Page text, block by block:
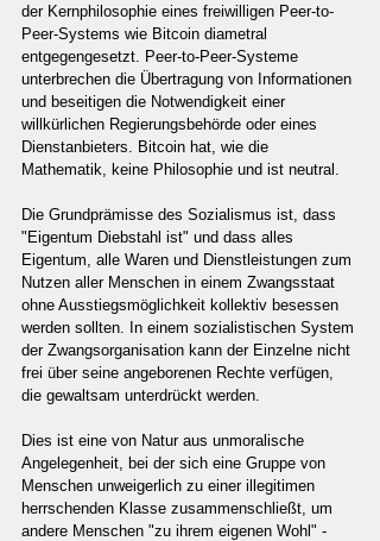
der Kernphilosophie eines freiwilligen Peer-to-
Peer-Systems wie Bitcoin diametral
entgegengesetzt. Peer-to-Peer-Systeme
unterbrechen die Übertragung von Informationen
und beseitigen die Notwendigkeit einer
willkürlichen Regierungsbehörde oder eines
Dienstanbieters. Bitcoin hat, wie die
Mathematik, keine Philosophie und ist neutral.
Die Grundprämisse des Sozialismus ist, dass
"Eigentum Diebstahl ist" und dass alles
Eigentum, alle Waren und Dienstleistungen zum
Nutzen aller Menschen in einem Zwangsstaat
ohne Ausstiegsmöglichkeit kollektiv besessen
werden sollten. In einem sozialistischen System
der Zwangsorganisation kann der Einzelne nicht
frei über seine angeborenen Rechte verfügen,
die gewaltsam unterdrückt werden.
Dies ist eine von Natur aus unmoralische
Angelegenheit, bei der sich eine Gruppe von
Menschen unweigerlich zu einer illegitimen
herrschenden Klasse zusammenschließt, um
andere Menschen "zu ihrem eigenen Wohl" -